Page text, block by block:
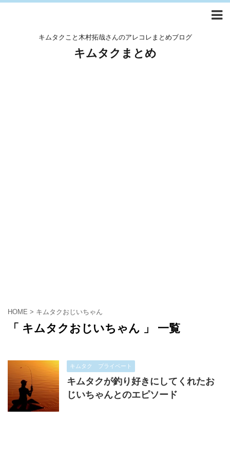
キムタクこと木村拓哉さんのアレコレまとめブログ
キムタクまとめ
HOME > キムタクおじいちゃん
「 キムタクおじいちゃん 」 一覧
キムタク プライベート
キムタクが釣り好きにしてくれたお
じいちゃんとのエピソード